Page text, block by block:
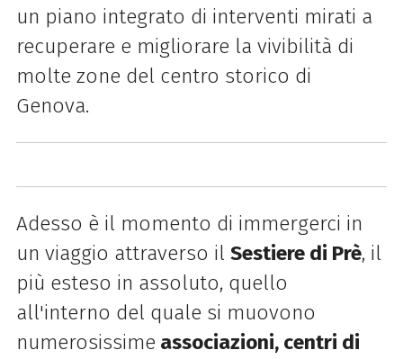
un piano integrato di interventi mirati a
recuperare e migliorare la vivibilità di
molte zone del centro storico di
Genova.
Adesso è il momento di immergerci in
un viaggio attraverso il Sestiere di Prè, il
più esteso in assoluto, quello
all'interno del quale si muovono
numerosissime associazioni, centri di